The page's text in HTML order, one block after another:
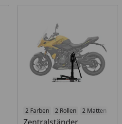
2 Racetrack-Add-Ons 2 Branding-Optionen
2 Farben 2 Rollen 2 Matten
Produkt am Lager